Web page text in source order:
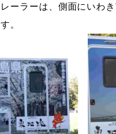
ーラーは、側面にいわ
。